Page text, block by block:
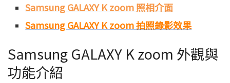
Samsung GALAXY K zoom 照相介面
Samsung GALAXY K zoom 拍照錄影效果
Samsung GALAXY K zoom 外觀與
功能介紹